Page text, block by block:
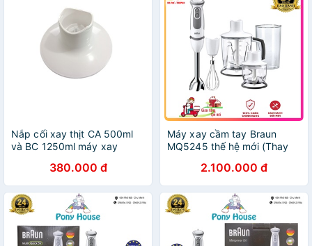
Nắp cối xay thịt CA 500ml
và BC 1250ml máy xay
MQ5035 MQ3035 MQ5245
MQ3045 MQ5045 MQ545
380.000 đ
Máy xay cầm tay Braun
MQ5245 thế hệ mới (Thay
MQ5035 MQ5045 MQ3045
MQ545 MQ5235
2.100.000 đ